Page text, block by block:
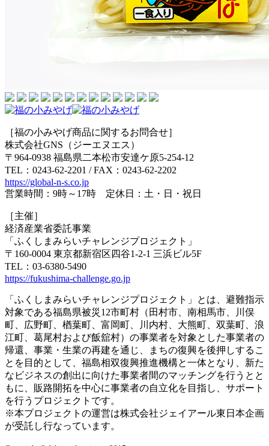
［福の小みやげ商品に関するお問合せ］
株式会社GNS（ジーエヌエス）
〒964-0938 福島県二本松市安達ケ原5-254-12
TEL：0243-62-2201 / FAX：0243-62-2202
https://global-n-s.co.jp
営業時間：9時～17時 定休日：土・日・祝日
［主催］
経済産業省委託事業
「ふくしまみらいチャレンジプロジェクト」
〒160-0004 東京都新宿区四谷1-2-1 三浜ビル5F
TEL：03-6380-5490
https://fukushima-challenge.go.jp
「ふくしまみらいチャレンジプロジェクト」とは、避難指示
対象である福島県被災12市町村（田村市、南相馬市、川俣
町、広野町、楢葉町、富岡町、川内村、大熊町、双葉町、浪
江町、葛尾村および飯舘村）の事業者を対象とした事業者の
帰還、事業・生業の再建を通じ、まちの復興を後押しするこ
とを目的として、福島相双復興推進機構と一体となり、新た
なビジネスの創出に向けた事業者間のマッチングを行うとと
もに、販路開拓を中心に事業者の自立化を目指し、サポート
を行うプロジェクトです。
※本プロジェクトの運営は株式会社ジェイアール東日本企画
が受託し行なっています。